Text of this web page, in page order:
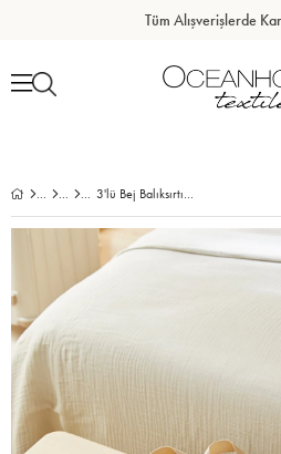
Tüm Alışverişlerde
3'lü Bej Balıksırtı Ayakkabı Düzenleyici Taşıma Çantası Seti 22 x 40 x 9 cm